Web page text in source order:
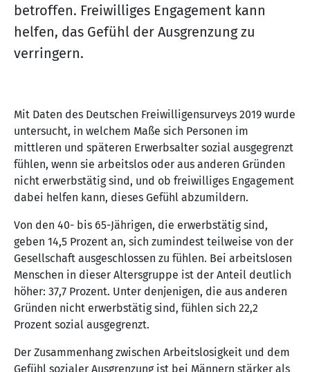
betroffen. Freiwilliges Engagement kann
helfen, das Gefühl der Ausgrenzung zu
verringern.
Mit Daten des Deutschen Freiwilligensurveys 2019 wurde
untersucht, in welchem Maße sich Personen im
mittleren und späteren Erwerbsalter sozial ausgegrenzt
fühlen, wenn sie arbeitslos oder aus anderen Gründen
nicht erwerbstätig sind, und ob freiwilliges Engagement
dabei helfen kann, dieses Gefühl abzumildern.
Von den 40- bis 65-Jährigen, die erwerbstätig sind,
geben 14,5 Prozent an, sich zumindest teilweise von der
Gesellschaft ausgeschlossen zu fühlen. Bei arbeitslosen
Menschen in dieser Altersgruppe ist der Anteil deutlich
höher: 37,7 Prozent. Unter denjenigen, die aus anderen
Gründen nicht erwerbstätig sind, fühlen sich 22,2
Prozent sozial ausgegrenzt.
Der Zusammenhang zwischen Arbeitslosigkeit und dem
Gefühl sozialer Ausgrenzung ist bei Männern stärker als